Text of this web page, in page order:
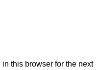
this browser for the next